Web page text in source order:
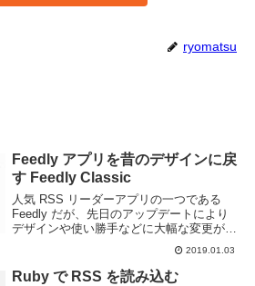
ryomatsu
Feedly アプリを昔のデザインに戻
す Feedly Classic
人気 RSS リーダーアプリの一つである
Feedly だが、先日のアップデートにより
デザインや使い勝手などに大幅な変更があ
った。アップデートによりスクロールの挙
動がまともになり非常に使いやすくなった
のだが、アップデートを好まない人も一定
2019.01.03
Ruby で RSS を読み込む